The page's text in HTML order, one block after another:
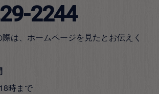
2244
は、ホームページを見たとお伝えく
時まで